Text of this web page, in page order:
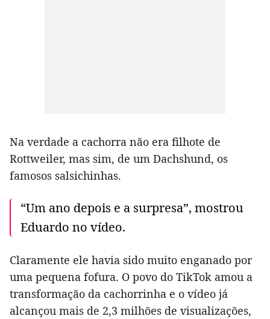
Na verdade a cachorra não era filhote de
Rottweiler, mas sim, de um Dachshund, os
famosos salsichinhas.
“Um ano depois e a surpresa”, mostrou
Eduardo no vídeo.
Claramente ele havia sido muito enganado por
uma pequena fofura. O povo do TikTok amou a
transformação da cachorrinha e o vídeo já
alcançou mais de 2,3 milhões de visualizações,